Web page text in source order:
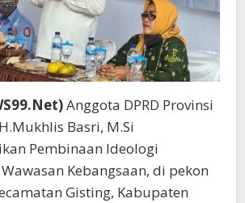
Anggota DPRD Provinsi
Basri, M.Si
Pembinaan Ideologi
Kebangsaan, di pekon
Gisting, Kabupaten